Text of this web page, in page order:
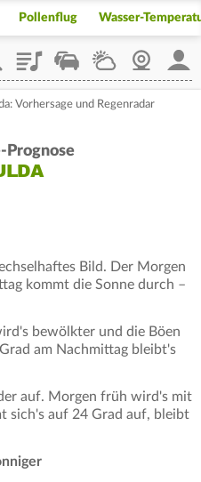
Pollenflug Wasser-
PlaylistStaupilotWetterWebcam
Vorhersage und Regenradar
Prognose
Bild. Der Morgen
kommt die Sonne durch –
bewölkter und die Böen
am Nachmittag bleibt's
auf. Morgen früh wird's mit
sich's auf 24 Grad auf, bleibt